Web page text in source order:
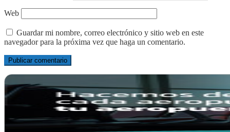
Web
Guardar mi nombre, correo electrónico y sitio web en este
navegador para la próxima vez que haga un comentario.